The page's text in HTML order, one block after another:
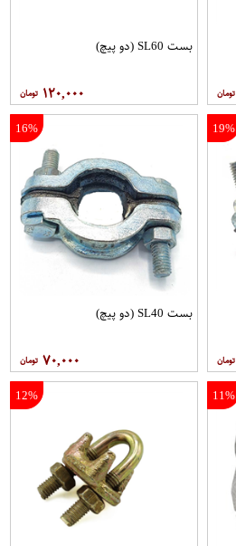
بست SL60 (دو پیچ)
۱۲۰,۰۰۰
19%
16%
بست SL40 (دو پیچ)
۷۰,۰۰۰
11%
12%